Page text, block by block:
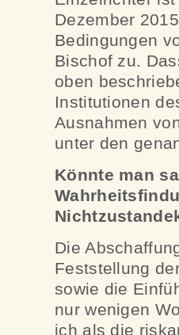
Dezember
Bedingungen
Bischof zu.
oben
Institutionen
Ausnahmen
unter den
Könnte man
Die
Feststellung
sowie die
nur wenigen
ich als die